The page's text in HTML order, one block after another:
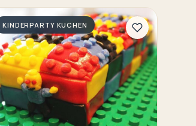
KINDERPARTY KUCHEN